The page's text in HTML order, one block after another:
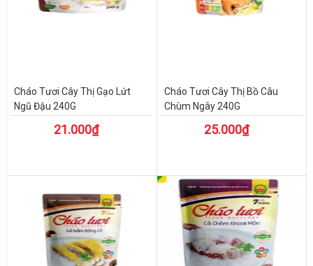
Cháo Tươi Cây Thị Gạo Lứt
Ngũ Đậu 240G
21.000₫
Cháo Tươi Cây Thị Bồ Câu
Chùm Ngây 240G
25.000₫